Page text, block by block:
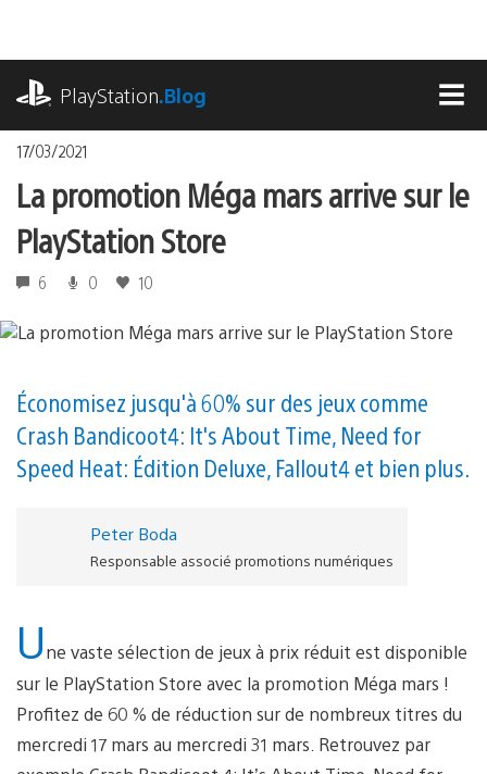
contenu
PlayStation.Blog
17/03/2021
La promotion Méga mars arrive sur le
PlayStation Store
6 0 10
Économisez jusqu'à 60 % sur des jeux comme
Crash Bandicoot 4: It's About Time, Need for
Speed Heat: Édition Deluxe, Fallout 4 et bien plus.
Peter Boda
Responsable associé promotions numériques
Une vaste sélection de jeux à prix réduit est disponible
sur le PlayStation Store avec la promotion Méga mars !
Profitez de 60 % de réduction sur de nombreux titres du
mercredi 17 mars au mercredi 31 mars. Retrouvez par